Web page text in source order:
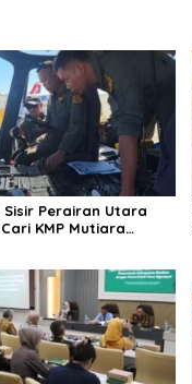
Sisir Perairan Utara
KMP Mutiara